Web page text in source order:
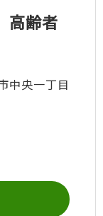
齢者
中央一丁目